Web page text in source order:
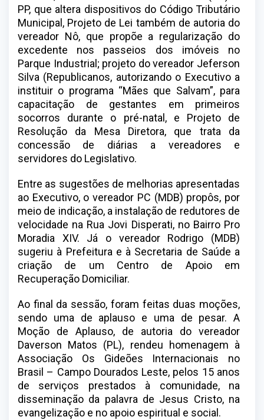
PP, que altera dispositivos do Código Tributário
Municipal, Projeto de Lei também de autoria do
vereador Nô, que propõe a regularização do
excedente nos passeios dos imóveis no
Parque Industrial; projeto do vereador Jeferson
Silva (Republicanos, autorizando o Executivo a
instituir o programa “Mães que Salvam”, para
capacitação de gestantes em primeiros
socorros durante o pré-natal, e Projeto de
Resolução da Mesa Diretora, que trata da
concessão de diárias a vereadores e
servidores do Legislativo.
Entre as sugestões de melhorias apresentadas
ao Executivo, o vereador PC (MDB) propôs, por
meio de indicação, a instalação de redutores de
velocidade na Rua Jovi Disperati, no Bairro Pro
Moradia XIV. Já o vereador Rodrigo (MDB)
sugeriu à Prefeitura e à Secretaria de Saúde a
criação de um Centro de Apoio em
Recuperação Domiciliar.
Ao final da sessão, foram feitas duas moções,
sendo uma de aplauso e uma de pesar. A
Moção de Aplauso, de autoria do vereador
Daverson Matos (PL), rendeu homenagem à
Associação Os Gideões Internacionais no
Brasil – Campo Dourados Leste, pelos 15 anos
de serviços prestados à comunidade, na
disseminação da palavra de Jesus Cristo, na
evangelização e no apoio espiritual e social.